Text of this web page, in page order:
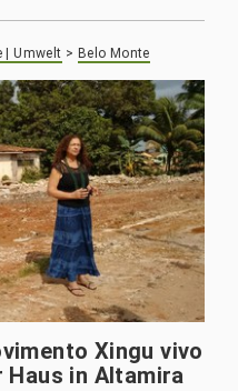
| Umwelt > Belo Monte
Xingu vivo
Haus in Altamira